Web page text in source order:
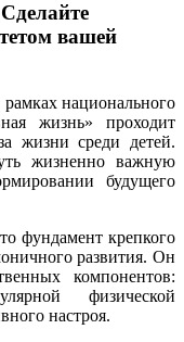
вашей
национального
жизнь» проходит
жизни среди детей.
жизненно важную
будущего
фундамент крепкого
развития. Он
компонентов:
физической
настроя.